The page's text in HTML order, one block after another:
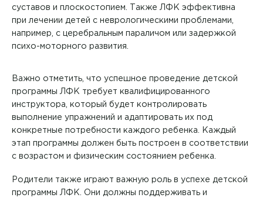
суставов и плоскостопием. Также ЛФК эффективна
при лечении детей с неврологическими проблемами,
например, с церебральным параличом или задержкой
психо-моторного развития.
Важно отметить, что успешное проведение детской
программы ЛФК требует квалифицированного
инструктора, который будет контролировать
выполнение упражнений и адаптировать их под
конкретные потребности каждого ребенка. Каждый
этап программы должен быть построен в соответствии
с возрастом и физическим состоянием ребенка.
Родители также играют важную роль в успехе детской
программы ЛФК. Они должны поддерживать и